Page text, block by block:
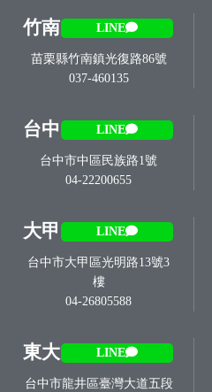
竹南 LINE
苗栗縣竹南鎮光復路86號
037-460135
台中 LINE
台中市中區民族路1號
04-22200655
大甲 LINE
台中市大甲區光明路13號3
樓
04-26805588
東大 LINE
台中市龍井區臺灣大道五段